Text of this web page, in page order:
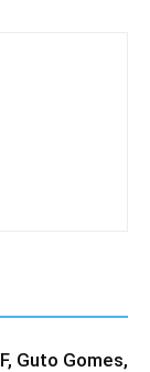
Guto Gomes,